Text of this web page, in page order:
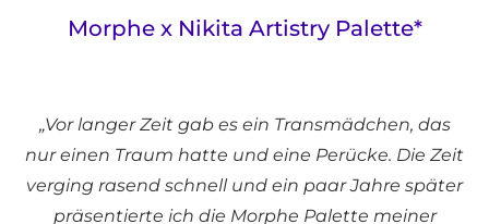
Morphe x Nikita Artistry Palette*
„Vor langer Zeit gab es ein Transmädchen, das
nur einen Traum hatte und eine Perücke. Die Zeit
verging rasend schnell und ein paar Jahre später
präsentierte ich die Morphe Palette meiner